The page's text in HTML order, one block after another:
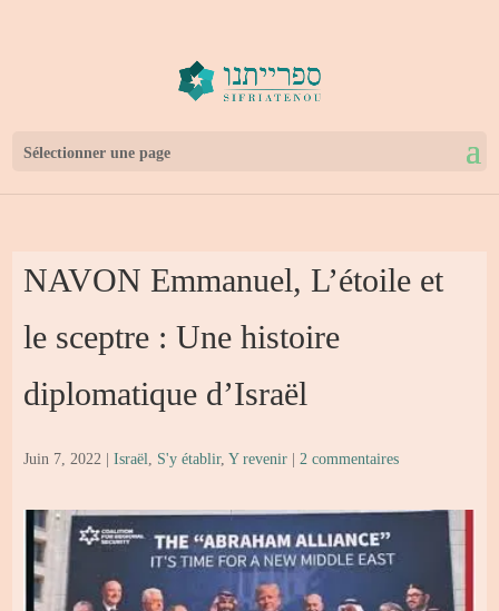
Sélectionner une page
NAVON Emmanuel, L’étoile et
le sceptre : Une histoire
diplomatique d’Israël
Juin 7, 2022 |Israël, S'y établir,Y revenir |2 commentaires